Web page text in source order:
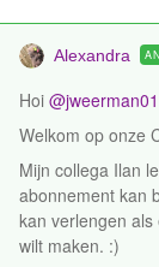
Alexandra
Hoi @jweerman01
Welkom op onze
Mijn collega Ilan
abonnement kan
kan verlengen
wilt maken. :)